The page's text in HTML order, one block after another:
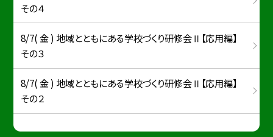
その４
8/7( 金 ) 地域とともにある学校づくり研修会Ⅱ【応用編】
その３
8/7( 金 ) 地域とともにある学校づくり研修会Ⅱ【応用編】
その２